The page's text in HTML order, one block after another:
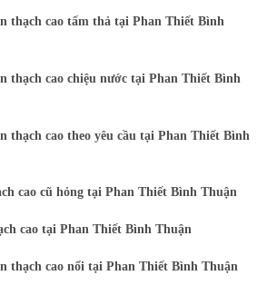
thạch cao tấm thả tại Phan Thiết Bình
thạch cao chiệu nước tại Phan Thiết Bình
thạch cao theo yêu cầu tại Phan Thiết Bình
cao cũ hỏng tại Phan Thiết Bình Thuận
cao tại Phan Thiết Bình Thuận
thạch cao nổi tại Phan Thiết Bình Thuận